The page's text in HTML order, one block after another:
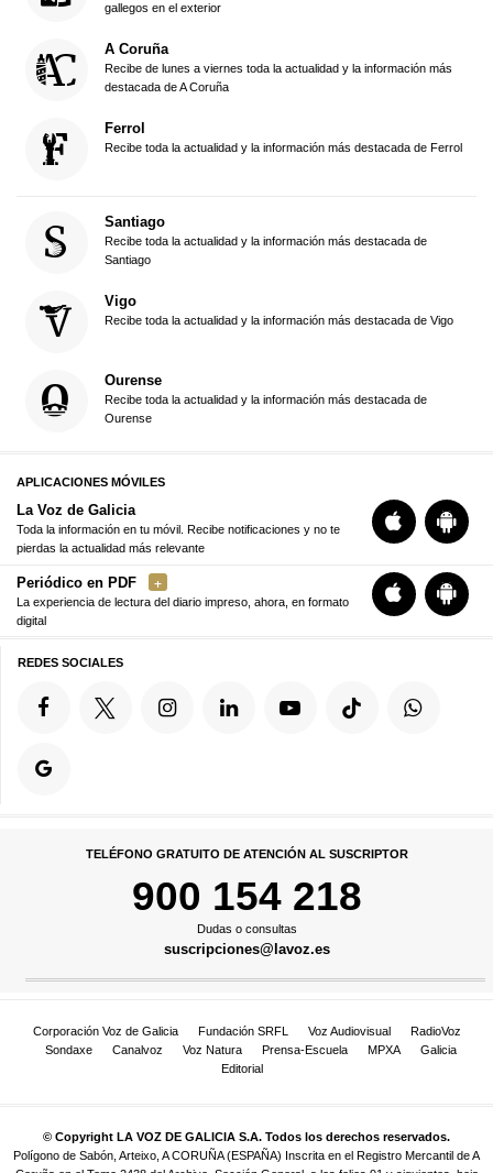
gallegos en el exterior
A Coruña
Recibe de lunes a viernes toda la actualidad y la información más
destacada de A Coruña
Ferrol
Recibe toda la actualidad y la información más destacada de Ferrol
Santiago
Recibe toda la actualidad y la información más destacada de
Santiago
Vigo
Recibe toda la actualidad y la información más destacada de Vigo
Ourense
Recibe toda la actualidad y la información más destacada de
Ourense
APLICACIONES MÓVILES
La Voz de Galicia
Toda la información en tu móvil. Recibe notificaciones y no te
pierdas la actualidad más relevante
Periódico en PDF
La experiencia de lectura del diario impreso, ahora, en formato
digital
REDES SOCIALES
TELÉFONO GRATUITO DE ATENCIÓN AL SUSCRIPTOR
900 154 218
Dudas o consultas
suscripciones@lavoz.es
Corporación Voz de Galicia Fundación SRFL Voz Audiovisual
RadioVoz
Sondaxe
Canalvoz Voz Natura Prensa-Escuela MPXA
Galicia
Editorial
© Copyright LA VOZ DE GALICIA S.A. Todos los derechos reservados.
Polígono de Sabón, Arteixo, A CORUÑA (ESPAÑA) Inscrita en el Registro Mercantil de A